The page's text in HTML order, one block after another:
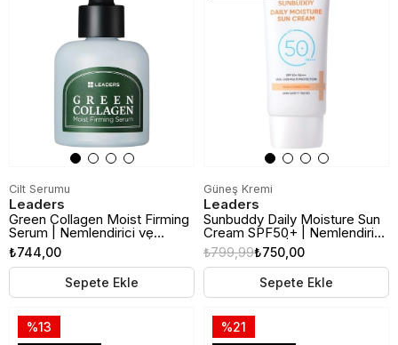
Cilt Serumu
Leaders
Green Collagen Moist Firming
Serum | Nemlendirici ve
Sıkılaştırıcı Cilt Serumu | 30ml
₺744,00
Sepete Ekle
Güneş Kremi
Leaders
Sunbuddy Daily Moisture Sun
Cream SPF50+ | Nemlendirici
Güneş Kremi | 50ml
₺750,00
₺799,99
Sepete Ekle
%13 %21